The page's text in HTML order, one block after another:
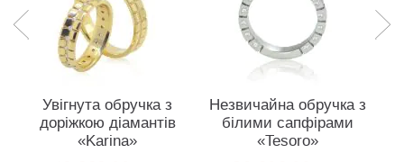
Увігнута обручка з
доріжкою діамантів
«Karina»
Незвичайна обручка з
білими сапфірами
«Tesoro»